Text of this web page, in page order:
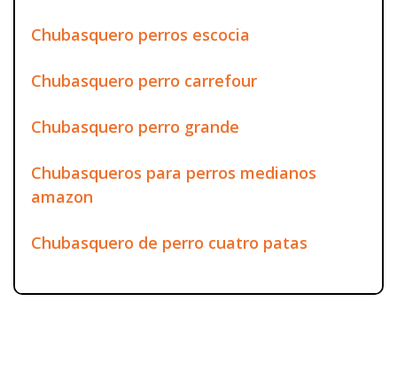
Chubasquero perros escocia
Chubasquero perro carrefour
Chubasquero perro grande
Chubasqueros para perros medianos
amazon
Chubasquero de perro cuatro patas